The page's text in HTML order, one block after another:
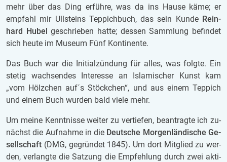
mehr über das Ding er­füh­re, was da ins Hause käme; er
emp­fahl mir Ull­steins Tep­pich­buch, das sein Kunde Rein­
hard Hubelge­schrie­ben hatte; des­sen Samm­lung be­fin­det
sich heute im Mu­se­um Fünf Kon­ti­nen­te.
Das Buch war die In­iti­al­zün­dung für alles, was folg­te. Ein
ste­tig wach­sen­des In­ter­es­se an Is­la­mi­scher Kunst kam
„vom Hölz­chen auf´s Stöck­chen“, und aus einem Tep­pich
und einem Buch wur­den bald viele mehr.
Um meine Kennt­nis­se wei­ter zu ver­tie­fen, be­an­trag­te ich zu­
nächst die Auf­nah­me in die Deut­sche Mor­gen­län­di­sche Ge­
sell­schaft (DMG, ge­grün­det 1845). Um dort Mit­glied zu wer­
den, ver­lang­te die Sat­zung die Emp­feh­lung durch zwei ak­ti­